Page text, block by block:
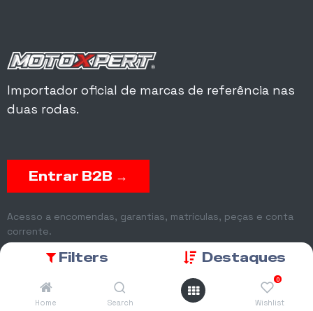
Filters Destaques
Home Search
0
Wishlist
Importador oficial de marcas de referência nas
duas rodas.
Entrar B2B →
Acesso a encomendas, garantias, matrículas, peças e conta
corrente.